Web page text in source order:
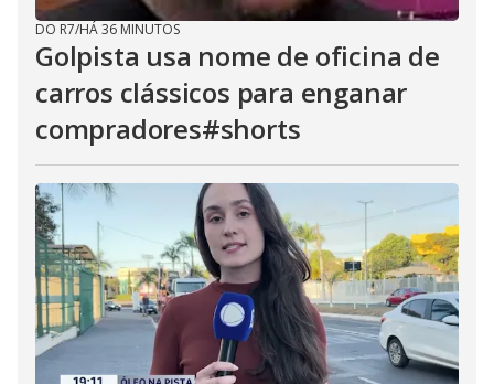
DO R7/HÁ 36 MINUTOS
Golpista usa nome de oficina de
carros clássicos para enganar
compradores#shorts